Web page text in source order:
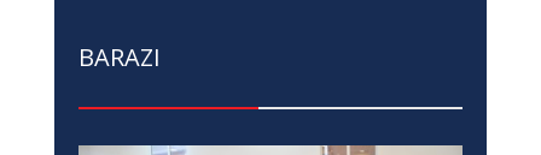
BARAZI